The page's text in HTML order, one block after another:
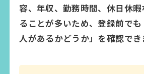
容、年収、勤務時間、休日休
ることが多いため、登録前で
人があるかどうか」を確認でき